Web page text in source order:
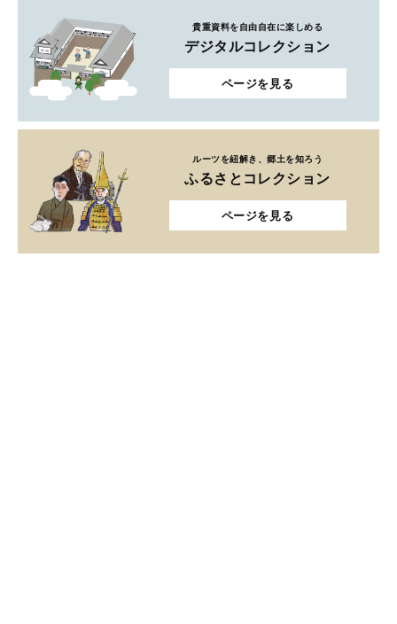
貴重資料を自由自在に楽しめる
デジタルコレクション
ページを見る
ルーツを紐解き、郷土を知ろう
ふるさとコレクション
ページを見る